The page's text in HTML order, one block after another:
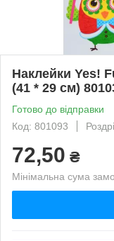
Наклейки Yes!
(41 * 29 см)
Готово до відправки
Код: 801093
72,50 ₴
Мінімальна сума